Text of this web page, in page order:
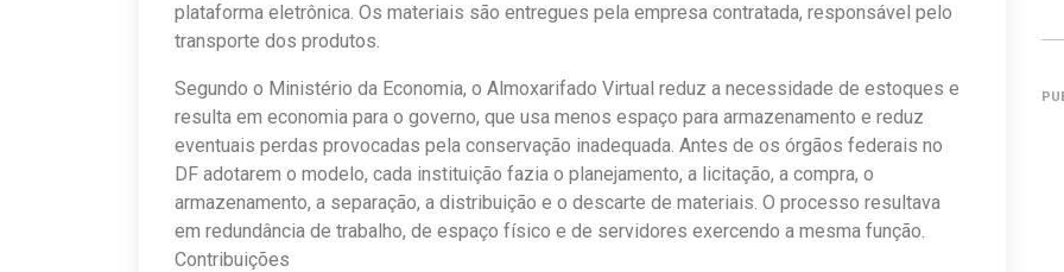
plataforma eletrônica. Os materiais são entregues pela empresa contratada, responsável pelo
transporte dos produtos.
Segundo o Ministério da Economia, o Almoxarifado Virtual reduz a necessidade de estoques e
resulta em economia para o governo, que usa menos espaço para armazenamento e reduz
eventuais perdas provocadas pela conservação inadequada. Antes de os órgãos federais no
DF adotarem o modelo, cada instituição fazia o planejamento, a licitação, a compra, o
armazenamento, a separação, a distribuição e o descarte de materiais. O processo resultava
em redundância de trabalho, de espaço físico e de servidores exercendo a mesma função.
Contribuições